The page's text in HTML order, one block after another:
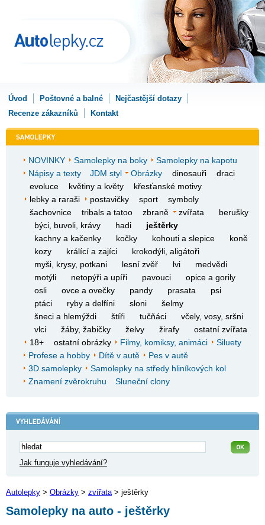
Úvod Poštovné a balné
Nejčastější dotazy
Recenze zákazníků
Kontakt
NOVINKY Samolepky na boky
Samolepky na kapotu
Nápisy a texty
JDM styl Obrázky dinosauři
draci
evoluce
květiny a květy
křesťanské motivy
lebky a raraši
postavičky sport
symboly
šachovnice
tribals a tatoo zbraně zvířata
berušky
býci, buvoli, krávy
hadi
ještěrky
kachny a kačenky
kočky kohouti a slepice
koně
kozy
králící a zajíci
krokodýli, aligátoři
myši, krysy, potkani
lesní zvěř lvi
medvědi
motýli
netopýři a upíři pavouci
opice a gorily
osli
ovce a ovečky pandy prasata
psi
ptáci
ryby a delfíni sloni
šelmy
šneci a hlemýždi
štíři tučňáci
včely, vosy, sršni
vlci
žáby, žabičky želvy žirafy
ostatní zvířata
18+
ostatní obrázky Filmy, komiksy, animáci
Siluety
Profese a hobby
Dítě v autě
Pes v autě
3D samolepky
Samolepky na středy hliníkových kol
Znamení zvěrokruhu
Sluneční clony
Jak funguje vyhledávání?
Autolepky > Obrázky > zvířata> ještěrky
Samolepky na auto - ještěrky